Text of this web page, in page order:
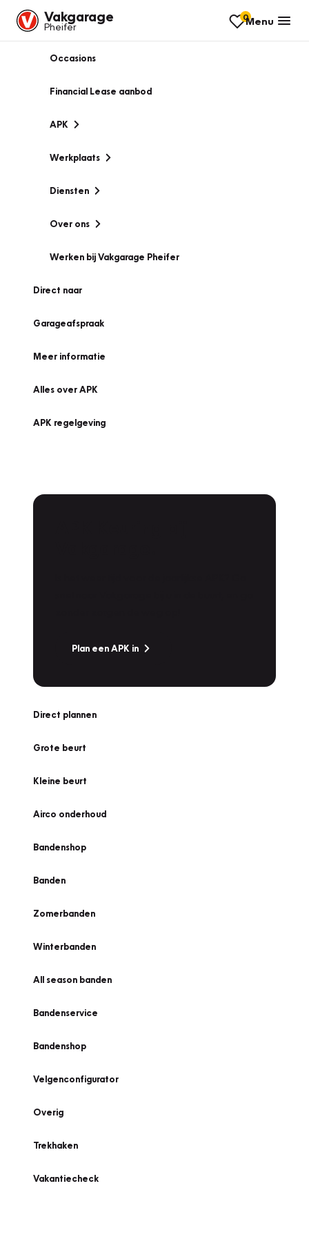
Vakgarage
Pheifer
0Menu
Occasions
Financial Lease aanbod
APK
Werkplaats
Diensten
Over ons
Werken bij Vakgarage Pheifer
Direct naar
Garageafspraak
Meer informatie
Alles over APK
APK regelgeving
Plan een APK in
Direct plannen
Grote beurt
Kleine beurt
Airco onderhoud
Bandenshop
Banden
Zomerbanden
Winterbanden
All season banden
Bandenservice
Bandenshop
Velgenconfigurator
Overig
Trekhaken
Vakantiecheck